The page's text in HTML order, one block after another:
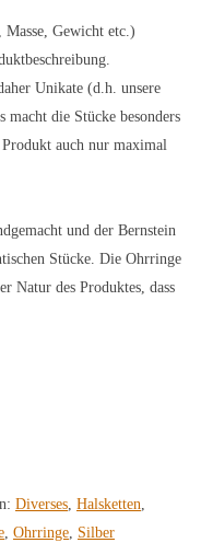
Gewicht etc.)
Unikate (d.h. unsere
die Stücke besonders
auch nur maximal
und der Bernstein
Stücke. Die Ohrringe
Natur des Produktes, dass
Diverses Halsketten
Ohrringe Silber